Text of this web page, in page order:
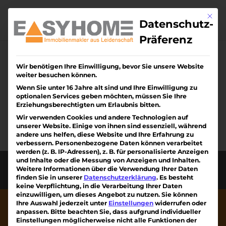
content
Keine Ergebnisse
gefunden
Die angefragte Seite konnte nicht gefunden
werden. Verfeinern Sie Ihre Suche oder
verwenden Sie die Navigation oben, um den
Beitrag zu finden.
Diese Webseite wurde erstellt von Kreativiteam
am Kaiserstuhl mit ❤
Mit
Datenschutz-
Präferenz
Wir benötigen Ihre Einwilligung, bevor Sie unsere Website
weiter besuchen können.
Wenn Sie unter 16 Jahre alt sind und Ihre Einwilligung zu
optionalen Services geben möchten, müssen Sie Ihre
Erziehungsberechtigten um Erlaubnis bitten.
Wir verwenden Cookies und andere Technologien auf
unserer Website. Einige von ihnen sind essenziell, während
andere uns helfen, diese Website und Ihre Erfahrung zu
verbessern. Personenbezogene Daten können verarbeitet
werden (z. B. IP-Adressen), z. B. für personalisierte Anzeigen
und Inhalte oder die Messung von Anzeigen und Inhalten.
Weitere Informationen über die Verwendung Ihrer Daten
finden Sie in unserer Datenschutzerklärung. Es besteht
keine Verpflichtung, in die Verarbeitung Ihrer Daten
einzuwilligen, um dieses Angebot zu nutzen. Sie können
Ihre Auswahl jederzeit unter Einstellungen widerrufen oder
anpassen. Bitte beachten Sie, dass aufgrund individueller
Einstellungen möglicherweise nicht alle Funktionen der